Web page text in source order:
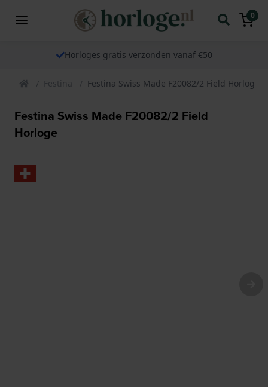
0
Horloges gratis verzonden vanaf €50
Festina Festina Swiss Made F20082/2 Field Horloge
Festina Swiss Made F20082/2 Field
Horloge